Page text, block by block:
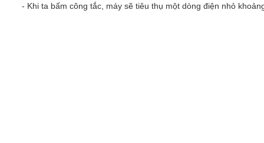
- Khi ta bấm công tắc, máy sẽ tiêu thụ một dòng điện nhỏ